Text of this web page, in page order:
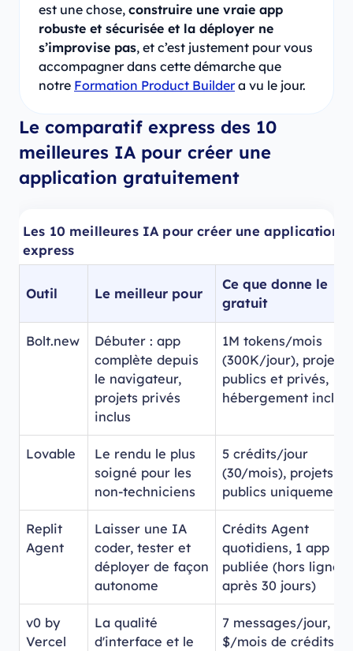
est une chose, construire une vraie app
robuste et sécurisée et la déployer ne
s’improvise pas, et c’est justement pour vous
accompagner dans cette démarche que
notre Formation Product Buildera vu le jour.
Le comparatif express des 10
meilleures IA pour créer une
application gratuitement
Les 10 meilleures IA pour créer une application
express
Outil Le meilleur pour
Ce que donne le
gratuit
Bolt.new
Débuter : app
complète depuis
le navigateur,
projets privés
inclus
1M tokens/mois
(300K/jour), projets
publics et privés,
hébergement inclus
Lovable
Le rendu le plus
soigné pour les
non-techniciens
5 crédits/jour
(30/mois), projets
publics uniquement
Replit
Agent
Laisser une IA
coder, tester et
déployer de façon
autonome
Crédits Agent
quotidiens, 1 app
publiée (hors ligne
après 30 jours)
v0 by
Vercel
La qualité
d'interface et le
7 messages/jour, 5
$/mois de crédits,